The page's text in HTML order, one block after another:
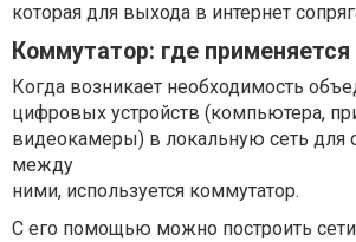
которая для выхода в интернет
Коммутатор: где применяется
Когда возникает необходимость
цифровых устройств (компьютера,
видеокамеры) в локальную сеть
между
ними, используется коммутатор.
С его помощью можно построить сети